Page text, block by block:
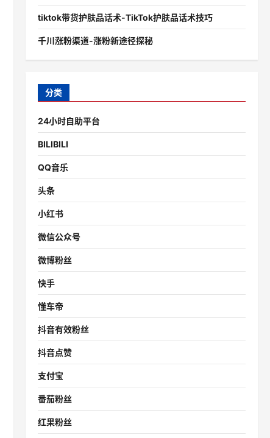
tiktok带货护肤品话术-TikTok护肤品话术技巧
千川涨粉渠道-涨粉新途径探秘
分类
24小时自助平台
BILIBILI
QQ音乐
头条
小红书
微信公众号
微博粉丝
快手
懂车帝
抖音有效粉丝
抖音点赞
支付宝
番茄粉丝
红果粉丝